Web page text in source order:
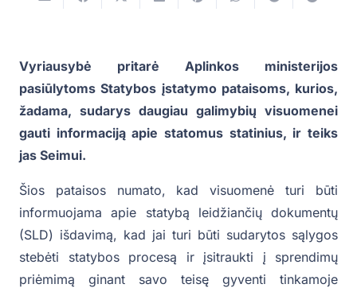
Vyriausybė pritarė Aplinkos ministerijos
pasiūlytoms Statybos įstatymo pataisoms, kurios,
žadama, sudarys daugiau galimybių visuomenei
gauti informaciją apie statomus statinius, ir teiks
jas Seimui.
Šios pataisos numato, kad visuomenė turi būti
informuojama apie statybą leidžiančių dokumentų
(SLD) išdavimą, kad jai turi būti sudarytos sąlygos
stebėti statybos procesą ir įsitraukti į sprendimų
priėmimą ginant savo teisę gyventi tinkamoje